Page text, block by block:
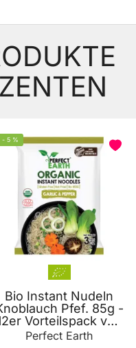
- 5 %
Bio Instant Nudeln
Pfef. 85g -
Vorteilspack von
Perfect Earth
Perfect Earth